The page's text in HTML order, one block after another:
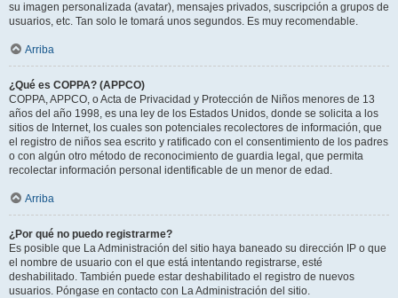
su imagen personalizada (avatar), mensajes privados, suscripción a grupos de
usuarios, etc. Tan solo le tomará unos segundos. Es muy recomendable.
Arriba
¿Qué es COPPA? (APPCO)
COPPA, APPCO, o Acta de Privacidad y Protección de Niños menores de 13
años del año 1998, es una ley de los Estados Unidos, donde se solicita a los
sitios de Internet, los cuales son potenciales recolectores de información, que
el registro de niños sea escrito y ratificado con el consentimiento de los padres
o con algún otro método de reconocimiento de guardia legal, que permita
recolectar información personal identificable de un menor de edad.
Arriba
¿Por qué no puedo registrarme?
Es posible que La Administración del sitio haya baneado su dirección IP o que
el nombre de usuario con el que está intentando registrarse, esté
deshabilitado. También puede estar deshabilitado el registro de nuevos
usuarios. Póngase en contacto con La Administración del sitio.